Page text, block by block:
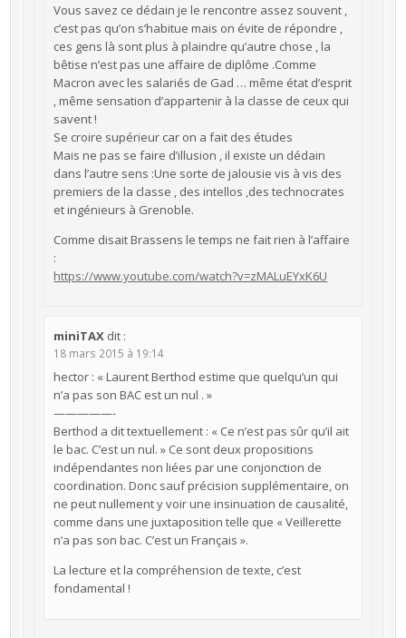
Vous savez ce dédain je le rencontre assez souvent ,
c’est pas qu’on s’habitue mais on évite de répondre ,
ces gens là sont plus à plaindre qu’autre chose , la
bêtise n’est pas une affaire de diplôme .Comme
Macron avec les salariés de Gad … même état d’esprit
, même sensation d’appartenir à la classe de ceux qui
savent !
Se croire supérieur car on a fait des études
Mais ne pas se faire d’illusion , il existe un dédain
dans l’autre sens :Une sorte de jalousie vis à vis des
premiers de la classe , des intellos ,des technocrates
et ingénieurs à Grenoble.
Comme disait Brassens le temps ne fait rien à l’affaire
:
https://www.youtube.com/watch?v=zMALuEYxK6U
miniTAX dit :
18 mars 2015 à 19:14
hector : « Laurent Berthod estime que quelqu’un qui
n’a pas son BAC est un nul . »
—————-
Berthod a dit textuellement : « Ce n’est pas sûr qu’il ait
le bac. C’est un nul. » Ce sont deux propositions
indépendantes non liées par une conjonction de
coordination. Donc sauf précision supplémentaire, on
ne peut nullement y voir une insinuation de causalité,
comme dans une juxtaposition telle que « Veillerette
n’a pas son bac. C’est un Français ».
La lecture et la compréhension de texte, c’est
fondamental !